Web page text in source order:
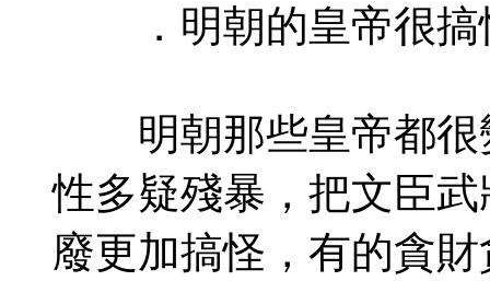
．明朝的皇帝很搞
明朝那些皇帝都很
性多疑殘暴，把文臣
廢更加搞怪，有的貪